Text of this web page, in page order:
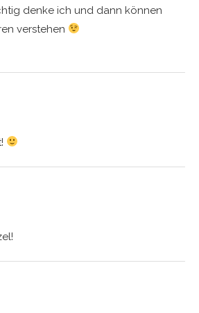
denke ich und dann können
verstehen